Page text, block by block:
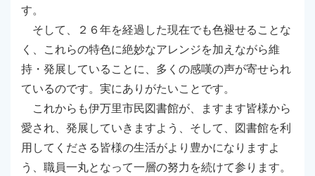
す。
そして、２６年を経過した現在でも色褪せることな
く、これらの特色に絶妙なアレンジを加えながら維
持・発展していることに、多くの感嘆の声が寄せられ
ているのです。実にありがたいことです。
これからも伊万里市民図書館が、ますます皆様から
愛され、発展していきますよう、そして、図書館を利
用してくださる皆様の生活がより豊かになりますよ
う、職員一丸となって一層の努力を続けて参ります。